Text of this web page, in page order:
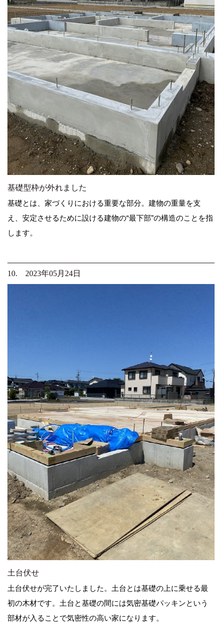
基礎型枠が外れました
基礎とは、家づくりにおける重要な部分。建物の重量を支
え、安定させるために設ける建物の“最下部”の構造のことを指
します。
10. 2023年05月24日
土台伏せ
土台伏せが完了いたしました。土台とは基礎の上に乗せる最
初の木材です。土台と基礎の間には気密基礎パッキンという
部材が入ることで気密性の高い家になります。